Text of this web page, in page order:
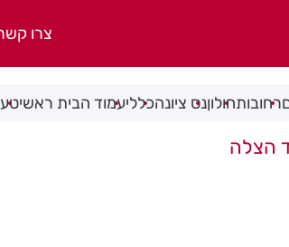
צרו
רחובותחולוןנס ציונהכלליעמוד הבית ראשי
הצלה